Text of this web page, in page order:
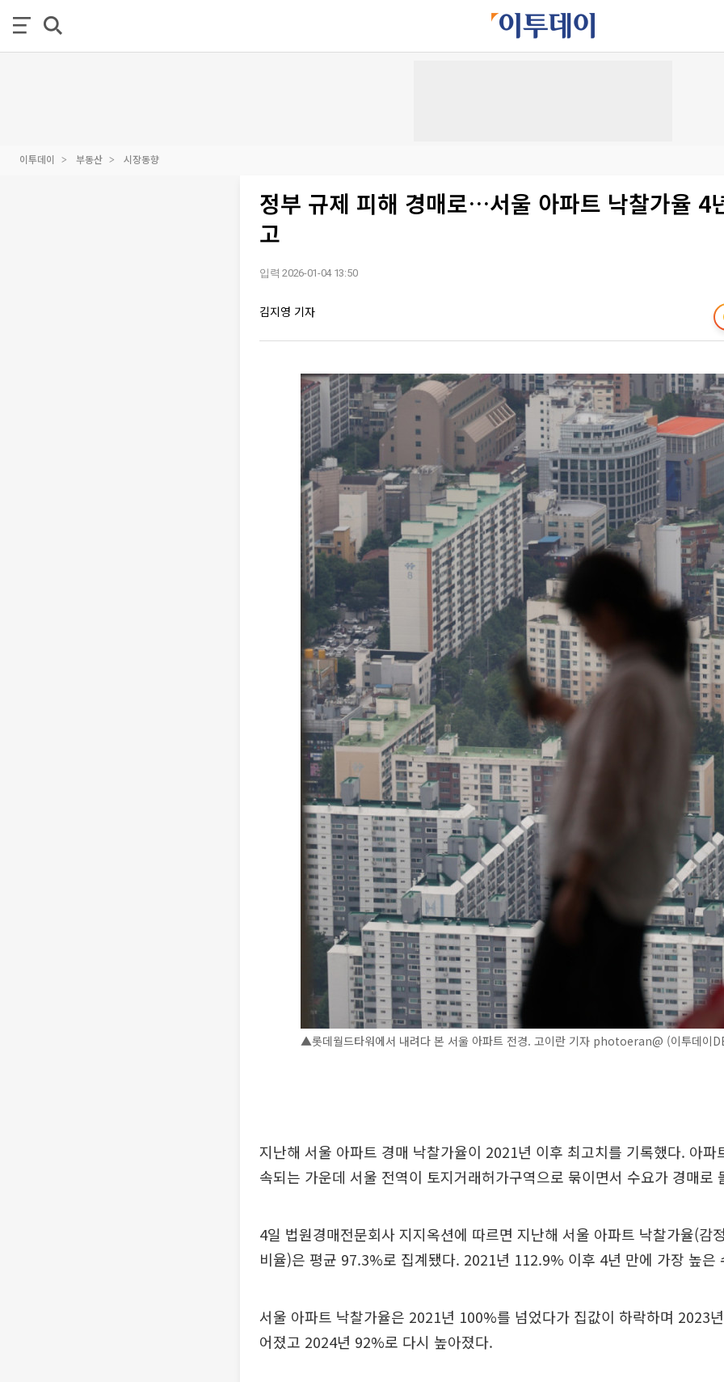
이투데이 부동산 시장동향
정부 규제 피해 경매로…서울 아파트 낙찰가율 4
고
입력 2026-01-04 13:50
김지영 기자
▲롯데월드타워에서 내려다 본 서울 아파트 전경. 고이란 기자 photoeran@ (이투데이
지난해 서울 아파트 경매 낙찰가율이 2021년 이후 최고치를 기록했다. 아파
속되는 가운데 서울 전역이 토지거래허가구역으로 묶이면서 수요가 경매로
4일 법원경매전문회사 지지옥션에 따르면 지난해 서울 아파트 낙찰가율(감
비율)은 평균 97.3%로 집계됐다. 2021년 112.9% 이후 4년 만에 가장 높은
서울 아파트 낙찰가율은 2021년 100%를 넘었다가 집값이 하락하며 2023
어졌고 2024년 92%로 다시 높아졌다.